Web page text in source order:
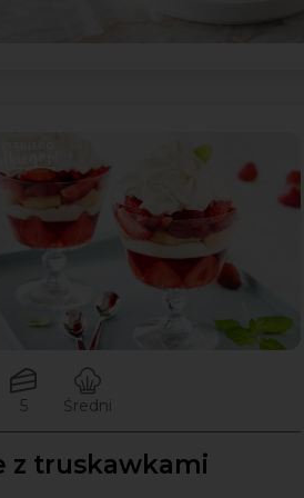
5
trudności:
Średni
z truskawkami